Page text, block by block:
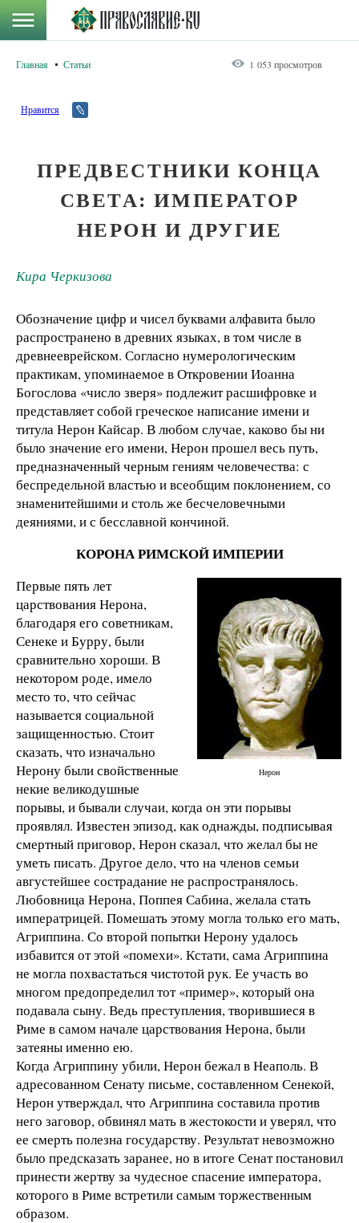
Главная Статьи 1 053 просмотров
Нравится
ПРЕДВЕСТНИКИ КОНЦА
СВЕТА: ИМПЕРАТОР
НЕРОН И ДРУГИЕ
Кира Черкизова
Обозначение цифр и чисел буквами алфавита было
распространено в древних языках, в том числе в
древнееврейском. Согласно нумерологическим
практикам, упоминаемое в Откровении Иоанна
Богослова «число зверя» подлежит расшифровке и
представляет собой греческое написание имени и
титула Нерон Кайсар. В любом случае, каково бы ни
было значение его имени, Нерон прошел весь путь,
предназначенный черным гениям человечества: с
беспредельной властью и всеобщим поклонением, со
знаменитейшими и столь же бесчеловечными
деяниями, и с бесславной кончиной.
КОРОНА РИМСКОЙ ИМПЕРИИ
Нерон
Первые пять лет
царствования Нерона,
благодаря его советникам,
Сенеке и Бурру, были
сравнительно хороши. В
некотором роде, имело
место то, что сейчас
называется социальной
защищенностью. Стоит
сказать, что изначально
Нерону были свойственные
некие великодушные
порывы, и бывали случаи, когда он эти порывы
проявлял. Известен эпизод, как однажды, подписывая
смертный приговор, Нерон сказал, что желал бы не
уметь писать. Другое дело, что на членов семьи
августейшее сострадание не распространялось.
Любовница Нерона, Поппея Сабина, желала стать
императрицей. Помешать этому могла только его мать,
Агриппина. Со второй попытки Нерону удалось
избавится от этой «помехи». Кстати, сама Агриппина
не могла похвастаться чистотой рук. Ее участь во
многом предопределил тот «пример», который она
подавала сыну. Ведь преступления, творившиеся в
Риме в самом начале царствования Нерона, были
затеяны именно ею.
Когда Агриппину убили, Нерон бежал в Неаполь. В
адресованном Сенату письме, составленном Сенекой,
Нерон утверждал, что Агриппина составила против
него заговор, обвинял мать в жестокости и уверял, что
ее смерть полезна государству. Результат невозможно
было предсказать заранее, но в итоге Сенат постановил
принести жертву за чудесное спасение императора,
которого в Риме встретили самым торжественным
образом.